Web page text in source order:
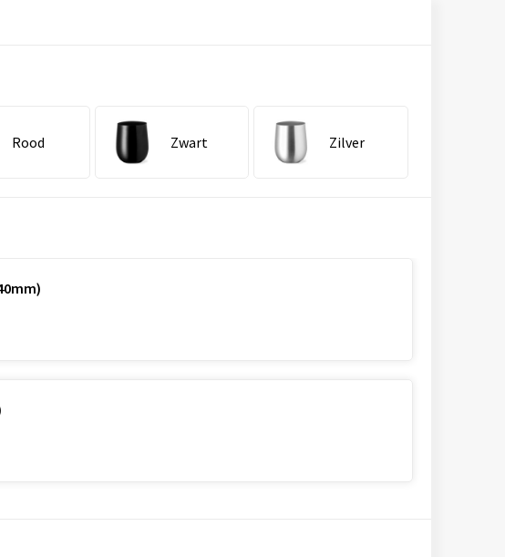
Rood Zwart Zilver